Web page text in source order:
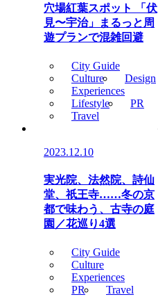
穴場紅葉スポット 「伏
見〜宇治」まるっと周
遊プランで混雑回避
City Guide
Culture
Design
Experiences
Lifestyle
PR
Travel
2023.12.10
実光院、法然院、詩仙
堂、祇王寺……冬の京
都で味わう、古寺の庭
園／花巡り4選
City Guide
Culture
Experiences
PR
Travel